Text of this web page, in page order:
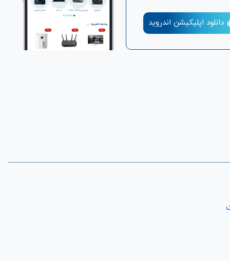
دانلود اپلیکیشن اندروید